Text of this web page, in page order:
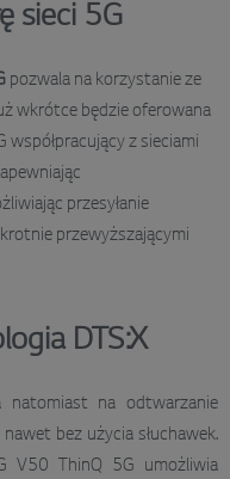
sieci 5G
pozwala na korzystanie ze
wkrótce będzie oferowana
z sieciami
przesyłanie
przewyższającymi
DTS:X
natomiast na odtwarzanie
bez użycia słuchawek.
V50 ThinQ 5G umożliwia